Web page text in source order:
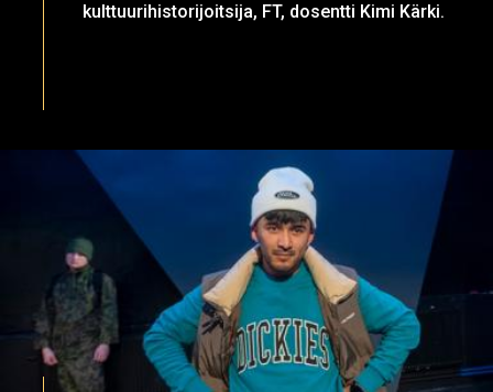
kulttuurihistorijoitsija, FT, dosentti Kimi Kärki.